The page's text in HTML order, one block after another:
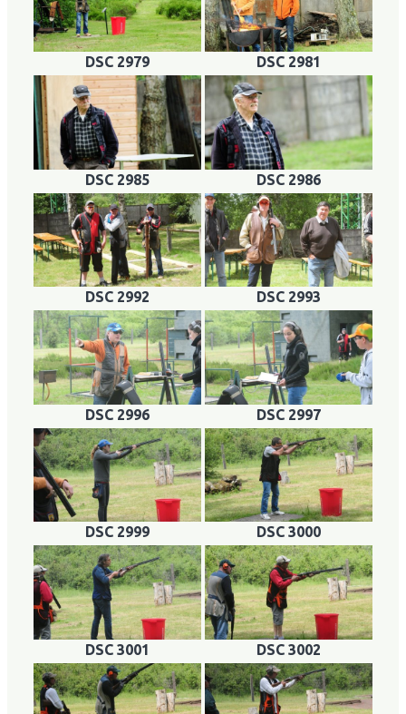
DSC 2979 DSC 2981
DSC 2985 DSC 2986
DSC 2992 DSC 2993
DSC 2996 DSC 2997
DSC 2999 DSC 3000
DSC 3001 DSC 3002